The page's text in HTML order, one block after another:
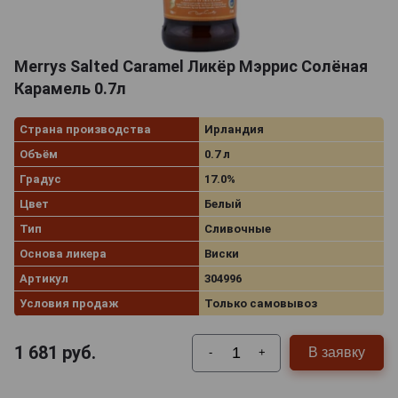
Merrys Salted Caramel Ликёр Мэррис Солёная
Карамель 0.7л
Страна производства
Ирландия
Объём
0.7 л
Градус
17.0%
Цвет
Белый
Тип
Сливочные
Основа ликера
Виски
Артикул
304996
Условия продаж
Только самовывоз
1 681 руб. - + В заявку